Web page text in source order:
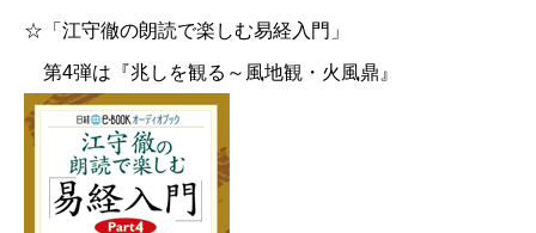
☆「江守徹の朗読で楽しむ易経入門」
第4弾は『兆しを観る～風地観・火風鼎』